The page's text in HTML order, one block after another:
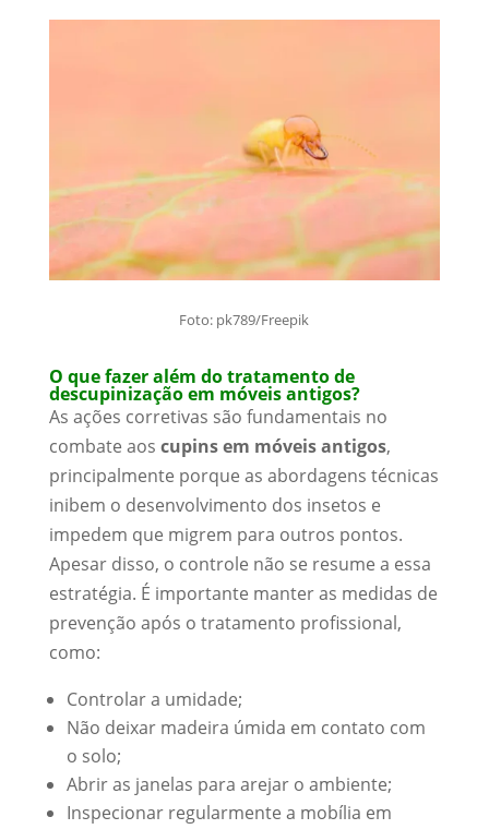
Foto: pk789/Freepik
O que fazer além do tratamento de
descupinização em móveis antigos?
As ações corretivas são fundamentais no
combate aos cupins em móveis antigos,
principalmente porque as abordagens técnicas
inibem o desenvolvimento dos insetos e
impedem que migrem para outros pontos.
Apesar disso, o controle não se resume a essa
estratégia. É importante manter as medidas de
prevenção após o tratamento profissional,
como:
Controlar a umidade;
Não deixar madeira úmida em contato com
o solo;
Abrir as janelas para arejar o ambiente;
Inspecionar regularmente a mobília em